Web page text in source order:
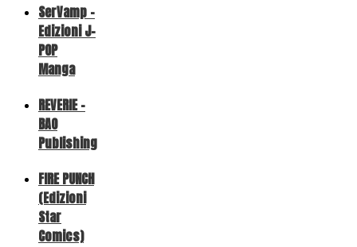
SerVamp -
Edizioni J-
POP
Manga
REVERIE -
BAO
Publishing
FIRE PUNCH
(Edizioni
Star
Comics)